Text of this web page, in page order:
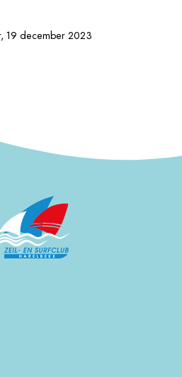
19 december 2023